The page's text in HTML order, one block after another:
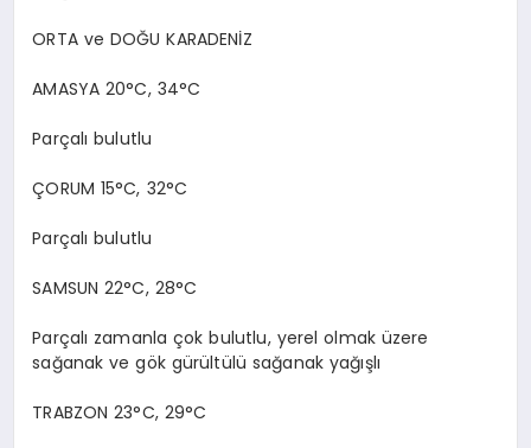
ORTA ve DOĞU KARADENİZ
AMASYA 20°C, 34°C
Parçalı bulutlu
ÇORUM 15°C, 32°C
Parçalı bulutlu
SAMSUN 22°C, 28°C
Parçalı zamanla çok bulutlu, yerel olmak üzere
sağanak ve gök gürültülü sağanak yağışlı
TRABZON 23°C, 29°C